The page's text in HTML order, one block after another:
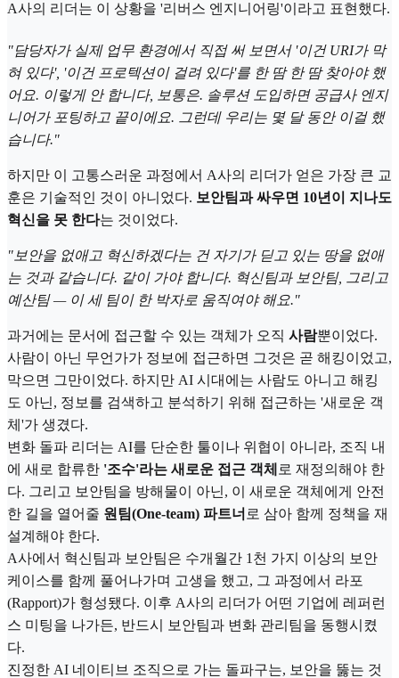
A사의 리더는 이 상황을 '리버스 엔지니어링'이라고 표현했다.
"담당자가 실제 업무 환경에서 직접 써 보면서 '이건 URI가 막
혀 있다', '이건 프로텍션이 걸려 있다'를 한 땀 한 땀 찾아야 했
어요. 이렇게 안 합니다, 보통은. 솔루션 도입하면 공급사 엔지
니어가 포팅하고 끝이에요. 그런데 우리는 몇 달 동안 이걸 했
습니다."
하지만 이 고통스러운 과정에서 A사의 리더가 얻은 가장 큰 교
훈은 기술적인 것이 아니었다. 보안팀과 싸우면 10년이 지나도
혁신을 못 한다는 것이었다.
"보안을 없애고 혁신하겠다는 건 자기가 딛고 있는 땅을 없애
는 것과 같습니다. 같이 가야 합니다. 혁신팀과 보안팀, 그리고
예산팀 — 이 세 팀이 한 박자로 움직여야 해요."
과거에는 문서에 접근할 수 있는 객체가 오직 사람뿐이었다.
사람이 아닌 무언가가 정보에 접근하면 그것은 곧 해킹이었고,
막으면 그만이었다. 하지만 AI 시대에는 사람도 아니고 해킹
도 아닌, 정보를 검색하고 분석하기 위해 접근하는 '새로운 객
체'가 생겼다.
변화 돌파 리더는 AI를 단순한 툴이나 위협이 아니라, 조직 내
에 새로 합류한 '조수'라는 새로운 접근 객체 로 재정의해야 한
다. 그리고 보안팀을 방해물이 아닌, 이 새로운 객체에게 안전
한 길을 열어줄 원팀(One-team) 파트너 로 삼아 함께 정책을 재
설계해야 한다.
A사에서 혁신팀과 보안팀은 수개월간 1천 가지 이상의 보안
케이스를 함께 풀어나가며 고생을 했고, 그 과정에서 라포
(Rapport)가 형성됐다. 이후 A사의 리더가 어떤 기업에 레퍼런
스 미팅을 나가든, 반드시 보안팀과 변화 관리팀을 동행시켰
다.
진정한 AI 네이티브 조직으로 가는 돌파구는, 보안을 뚫는 것